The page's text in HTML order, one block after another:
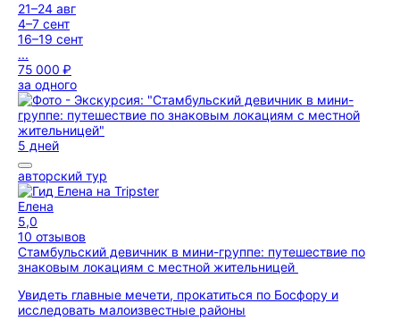
21–24 авг
4–7 сент
16–19 сент
...
75 000 ₽
за одного
5 дней
авторский тур
Елена
5,0
10 отзывов
Стамбульский девичник в мини-группе: путешествие по
знаковым локациям с местной жительницей
Увидеть главные мечети, прокатиться по Босфору и
исследовать малоизвестные районы